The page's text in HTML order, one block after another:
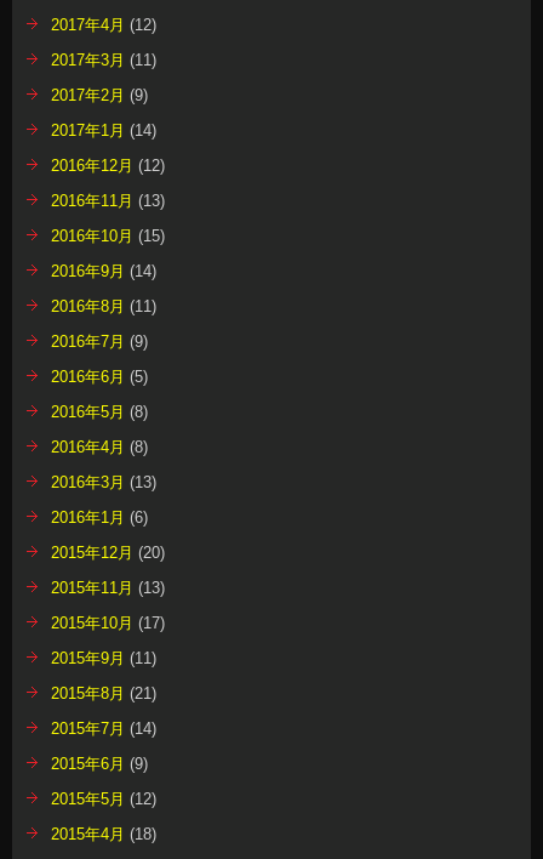
2017年4月 (12)
2017年3月 (11)
2017年2月 (9)
2017年1月 (14)
2016年12月 (12)
2016年11月 (13)
2016年10月 (15)
2016年9月 (14)
2016年8月 (11)
2016年7月 (9)
2016年6月 (5)
2016年5月 (8)
2016年4月 (8)
2016年3月 (13)
2016年1月 (6)
2015年12月 (20)
2015年11月 (13)
2015年10月 (17)
2015年9月 (11)
2015年8月 (21)
2015年7月 (14)
2015年6月 (9)
2015年5月 (12)
2015年4月 (18)